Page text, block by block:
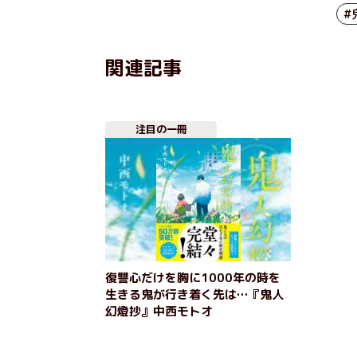
#
関連記事
注目の一冊
復讐心だけを胸に1000年の時を
生きる鬼が行き着く先は…『鬼人
幻燈抄』中西モトオ